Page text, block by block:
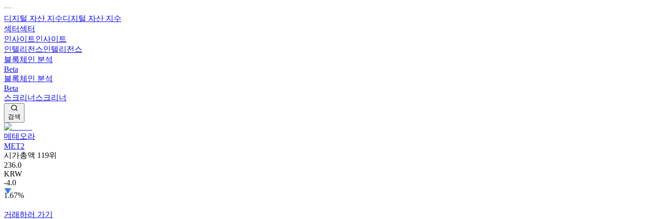
디지털 자산 지수디지털 자산 지수
섹터섹터
인사이트인사이트
인텔리전스인텔리전스
블록체인 분석
Beta
블록체인 분석
Beta
스크리너 스크리너
검색
메테오라
MET2
시가총액 119위
236.0
KRW
-4.0
1.67%
거래하러 가기